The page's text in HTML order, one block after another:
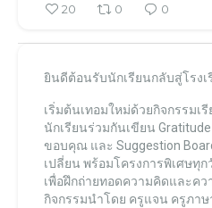
20 0 0
ยินดีต้อนรับนักเรียนกลับสู่โรงเ
เริ่มต้นเทอมใหม่ด้วยกิจกรรมเ
นักเรียนร่วมกันเขียน
ขอบคุณ และ Suggestion
เปลี่ยน พร้อมโครงการพิเศษทุ
เพื่อฝึกถ่ายทอดความคิดและค
กิจกรรมนำโดย ครูแจน ครูภาษ